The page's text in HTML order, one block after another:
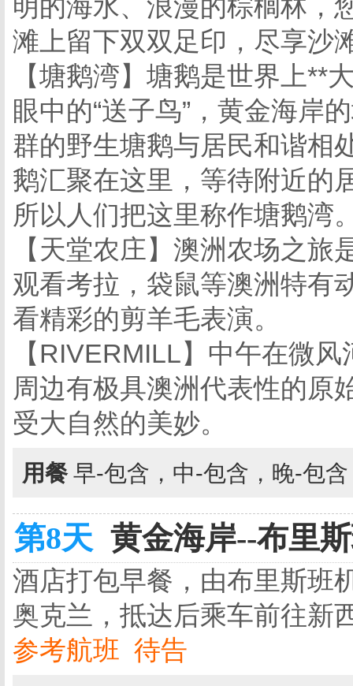
明的海水、浪漫的棕榈林，
滩上留下双双足印，尽享沙
【塘鹅湾】塘鹅是世界上**
眼中的“送子鸟”，黄金海岸
群的野生塘鹅与居民和谐相
鹅汇聚在这里，等待附近的
所以人们把这里称作塘鹅湾
【天堂农庄】澳洲农场之
观看考拉，袋鼠等澳洲特有
看精彩的剪羊毛表演。
【RIVERMILL】中午在微
周边有极具澳洲代表性的原
受大自然的美妙。
用餐 早-包含，中-包含，晚-包
第8天 黄金海岸--布里
酒店打包早餐，由布里斯班
奥克兰，抵达后乘车前往
参考航班 待告